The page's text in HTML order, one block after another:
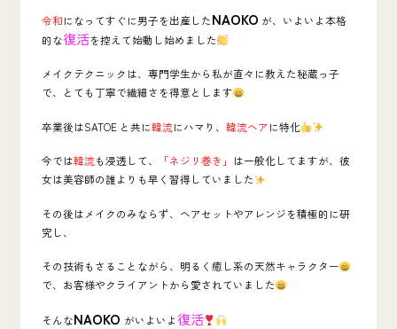
令和になってすぐに男子を出産したNAOKO が、いよいよ本格
的な復活を控えて始動し始めました
メイクテクニックは、専門学生から私が直々に教えた秘蔵っ子
で、とても丁寧で繊細さを得意とします
卒業後はSATOE と共に韓流にハマり、 韓流ヘア に特化
今では韓流も浸透して、 「ネジリ巻き」 は一般化してますが、彼
女は美容師の誰よりも早く習得していました
その後はメイクのみならず、ヘアセットやアレンジを積極的に研
究し、
その技術もさることながら、明るく癒し系の天然キャラクター
で、お客様やクライアントから愛されていました
そんなNAOKO がいよいよ復活